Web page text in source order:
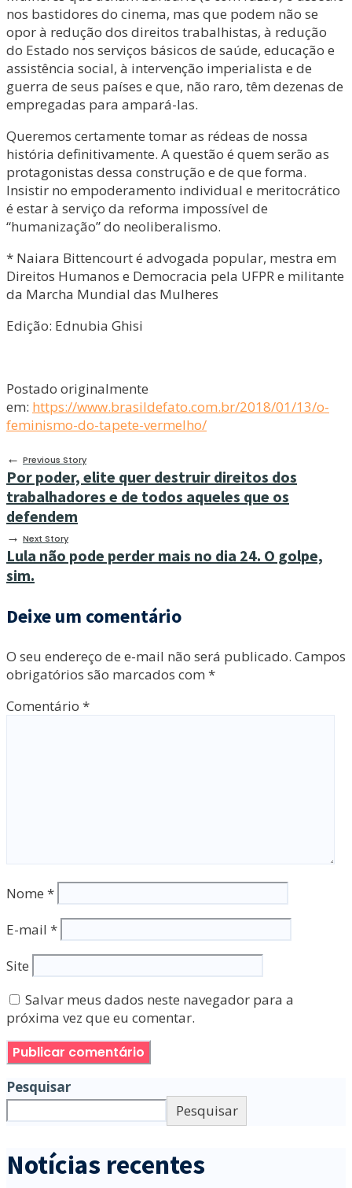
nos bastidores do cinema, mas que podem não se
opor à redução dos direitos trabalhistas, à redução
do Estado nos serviços básicos de saúde, educação e
assistência social, à intervenção imperialista e de
guerra de seus países e que, não raro, têm dezenas de
empregadas para ampará-las.
Queremos certamente tomar as rédeas de nossa
história definitivamente. A questão é quem serão as
protagonistas dessa construção e de que forma.
Insistir no empoderamento individual e meritocrático
é estar à serviço da reforma impossível de
“humanização” do neoliberalismo.
* Naiara Bittencourt é advogada popular, mestra em
Direitos Humanos e Democracia pela UFPR e militante
da Marcha Mundial das Mulheres
Edição: Ednubia Ghisi
Postado originalmente
em: https://www.brasildefato.com.br/2018/01/13/o-
feminismo-do-tapete-vermelho/
← Previous Story
Por poder, elite quer destruir direitos dos
trabalhadores e de todos aqueles que os
defendem
→ Next Story
Lula não pode perder mais no dia 24. O golpe,
sim.
Deixe um comentário
O seu endereço de e-mail não será publicado. Campos
obrigatórios são marcados com *
Comentário *
Nome *
E-mail *
Site
Salvar meus dados neste navegador para a
próxima vez que eu comentar.
Pesquisar
Pesquisar
Notícias recentes